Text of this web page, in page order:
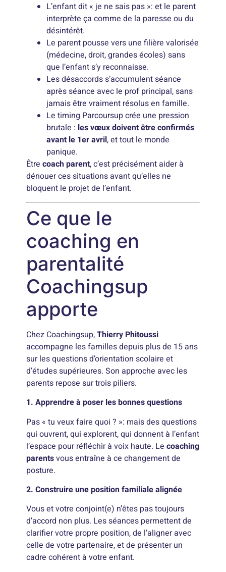
L’enfant dit « je ne sais pas »: et le parent
interprète ça comme de la paresse ou du
désintérêt.
Le parent pousse vers une filière valorisée
(médecine, droit, grandes écoles) sans
que l’enfant s’y reconnaisse.
Les désaccords s’accumulent séance
après séance avec le prof principal, sans
jamais être vraiment résolus en famille.
Le timing Parcoursup crée une pression
brutale : les vœux doivent être confirmés
avant le 1er avril, et tout le monde
panique.
Êtrecoach parent, c’est précisément aider à
dénouer ces situations avant qu’elles ne
bloquent le projet de l’enfant.
Ce que le
coaching en
parentalité
Coachingsup
apporte
Chez Coachingsup,Thierry Phitoussi
accompagne les familles depuis plus de 15 ans
sur les questions d’orientation scolaire et
d’études supérieures. Son approche avec les
parents repose sur trois piliers.
1. Apprendre à poser les bonnes questions
Pas « tu veux faire quoi ? »: mais des questions
qui ouvrent, qui explorent, qui donnent à l’enfant
l’espace pour réfléchir à voix haute. Lecoaching
parentsvous entraîne à ce changement de
posture.
2. Construire une position familiale alignée
Vous et votre conjoint(e) n’êtes pas toujours
d’accord non plus. Les séances permettent de
clarifier votre propre position, de l’aligner avec
celle de votre partenaire, et de présenter un
cadre cohérent à votre enfant.